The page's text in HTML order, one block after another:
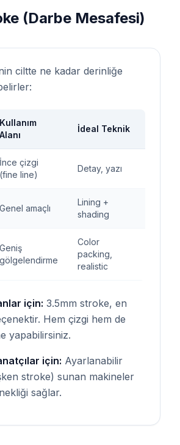
(Darbe Mesafesi)
ciltte ne kadar derinliğe
Kullanım
Alanı
İdeal Teknik
İnce çizgi
(fine line)
Detay, yazı
Genel amaçlı
Lining +
shading
Geniş
gölgelendirme
Color
packing,
realistic
için: 3.5mm stroke, en
Hem çizgi hem de
yapabilirsiniz.
için: Ayarlanabilir
stroke) sunan makineler
sağlar.